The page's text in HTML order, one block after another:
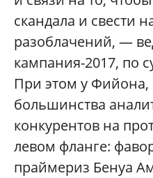
скандала и свести
разоблачений, —
кампания-2017, по
При этом у
большинства
конкурентов на
левом фланге:
праймериз Бенуа